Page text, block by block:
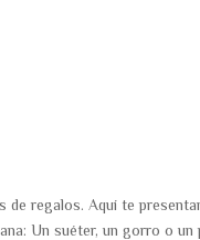
de regalos. Aquí te
Un suéter, un gorro o un